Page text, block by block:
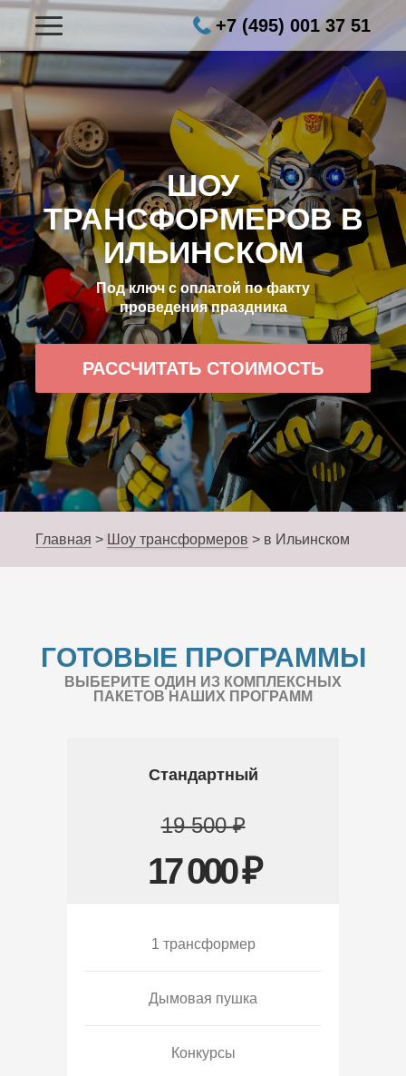
+7 (495) 001 37 51
ШОУ
ТРАНСФОРМЕРОВ В
ИЛЬИНСКОМ
Под ключ с оплатой по факту
проведения праздника
РАССЧИТАТЬ СТОИМОСТЬ
Главная > Шоу трансформеров > в Ильинском
ГОТОВЫЕ ПРОГРАММЫ
ВЫБЕРИТЕ ОДИН ИЗ КОМПЛЕКСНЫХ
ПАКЕТОВ НАШИХ ПРОГРАММ
Стандартный
19 500 ₽
17 000 ₽
1 трансформер
Дымовая пушка
Конкурсы